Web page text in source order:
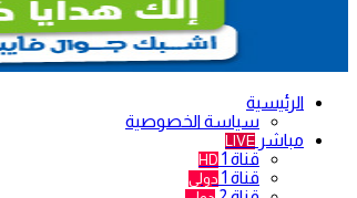
الرئيسية
سياسة الخصوصية
مباشر LIVE
قناة 1 HD
قناة 1 دولي